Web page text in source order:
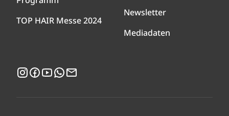
TOP HAIR Messe 2024
Newsletter
Mediadaten
Instagram
Facebook
YouTubeWhatsApp